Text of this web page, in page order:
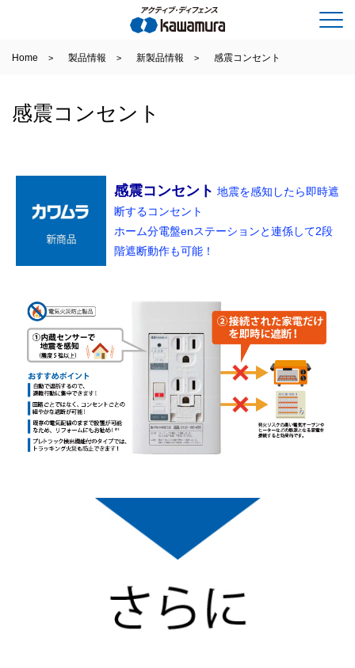
Home 製品情報 新製品情報 感震コンセント
感震コンセント
感震コンセント 地震を感知したら即時遮
断するコンセント
ホーム分電盤enステーションと連係して2段
階遮断動作も可能！